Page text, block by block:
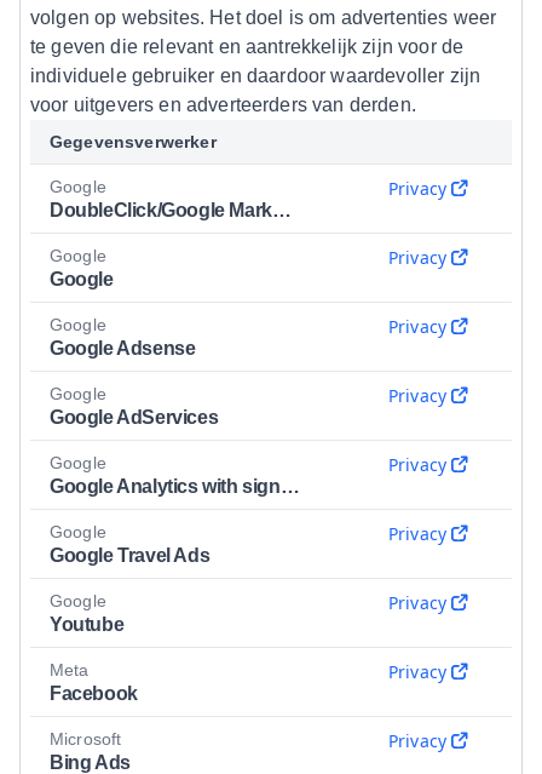
volgen op websites. Het doel is om advertenties weer
te geven die relevant en aantrekkelijk zijn voor de
individuele gebruiker en daardoor waardevoller zijn
voor uitgevers en adverteerders van derden.
Gegevensverwerker
Google
DoubleClick/Google Marketing
Privacy
Google
Google
Privacy
Google
Google Adsense
Privacy
Google
Google AdServices
Privacy
Google
Google Analytics with signals
Privacy
Google
Google Travel Ads
Privacy
Google
Youtube
Privacy
Meta
Facebook
Privacy
Microsoft
Bing Ads
Privacy